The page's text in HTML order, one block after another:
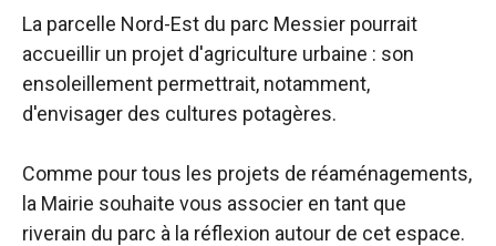
La parcelle Nord-Est du parc Messier pourrait
accueillir un projet d'agriculture urbaine : son
ensoleillement permettrait, notamment,
d'envisager des cultures potagères.
Comme pour tous les projets de réaménagements,
la Mairie souhaite vous associer en tant que
riverain du parc à la réflexion autour de cet espace.